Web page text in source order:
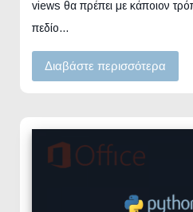
views θα πρέπει με κάποιον
πεδίο…
Διαβάστε περισσότερα